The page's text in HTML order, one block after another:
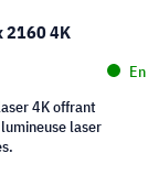
2160 4K
4K offrant
laser